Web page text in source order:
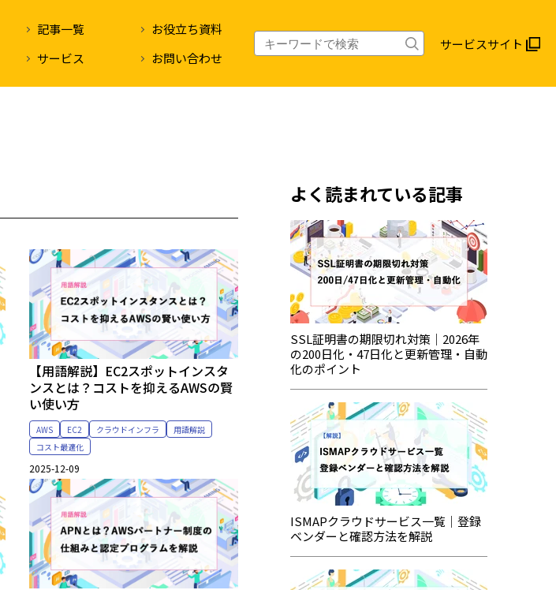
記事一覧
お役立ち資料
サービス
お問い合わせ
サービスサイト
【用語解説】EC2スポットインスタ
ンスとは？コストを抑えるAWSの賢
い使い方
AWS EC2 クラウドインフラ
用語解説
コスト最適化
2025-12-09
よく読まれている記事
SSL証明書の期限切れ対策｜2026年
の200日化・47日化と更新管理・自動
化のポイント
ISMAPクラウドサービス一覧｜登録
ベンダーと確認方法を解説